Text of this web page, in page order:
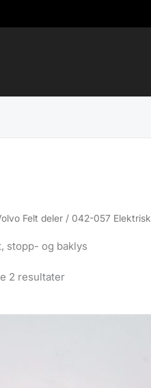
Felt deler / 042-057 Elektrisk
stopp- og baklys
2 resultaterSortert